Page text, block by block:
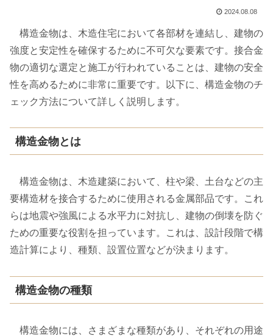
2024.08.08
構造金物は、木造住宅において各部材を連結し、建物の
強度と安定性を確保するために不可欠な要素です。接合金
物の適切な選定と施工が行われていることは、建物の安全
性を高めるために非常に重要です。以下に、構造金物のチ
ェック方法について詳しく説明します。
構造金物とは
構造金物は、木造建築において、柱や梁、土台などの主
要構造材を接合するために使用される金属部品です。これ
らは地震や強風による水平力に対抗し、建物の倒壊を防ぐ
ための重要な役割を担っています。これは、設計段階で構
造計算により、種類、設置位置などが決まります。
構造金物の種類
構造金物には、さまざまな種類があり、それぞれの用途